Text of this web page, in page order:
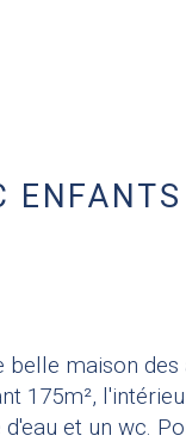
ENFANTS
maison
175m²,
et un wc.